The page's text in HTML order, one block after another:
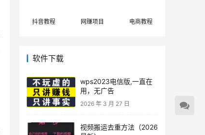
抖音教程 网赚项目 电商教程
软件下载
wps2023电信版,一直在
用，无广告
2026 年 3 月 27 日
视频搬运去重方法（2026